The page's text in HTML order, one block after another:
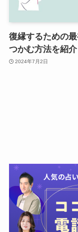
復縁するための
つかむ方法を紹介
2024年7月2日